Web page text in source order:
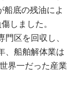
船底の残油によ
しました。
門区を回収し、
、船舶解体業は
界一だった産業